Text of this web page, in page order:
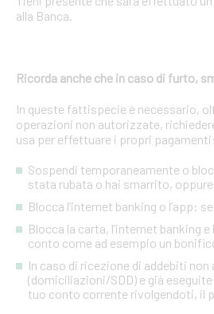
alla Banca.
Ricorda anche che in caso di furto,
In queste fattispecie è necessario,
operazioni non autorizzate,
usa per effettuare i propri pagamenti:
Sospendi temporaneamente o
stata rubata o hai smarrito,
Blocca l’internet banking o l’app:
Blocca la carta, l’internet banking
conto come ad esempio un
In caso di ricezione di addebiti
(domiciliazioni/SDD) e già
tuo conto corrente rivolgendoti, il